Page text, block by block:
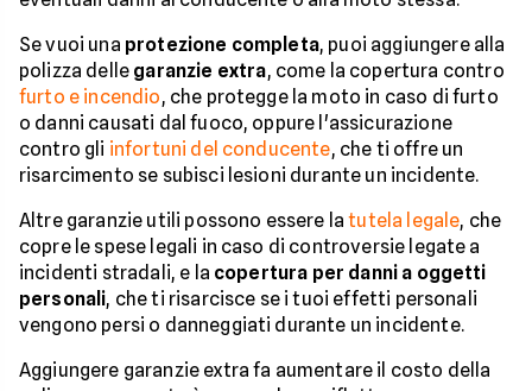
Se vuoi una protezione completa, puoi aggiungere alla
polizza delle garanzie extra, come la copertura contro
furto e incendio, che protegge la moto in caso di furto
o danni causati dal fuoco, oppure l'assicurazione
contro gli infortuni del conducente, che ti offre un
risarcimento se subisci lesioni durante un incidente.
Altre garanzie utili possono essere latutela legale, che
copre le spese legali in caso di controversie legate a
incidenti stradali, e la copertura per danni a oggetti
personali, che ti risarcisce se i tuoi effetti personali
vengono persi o danneggiati durante un incidente.
Aggiungere garanzie extra fa aumentare il costo della